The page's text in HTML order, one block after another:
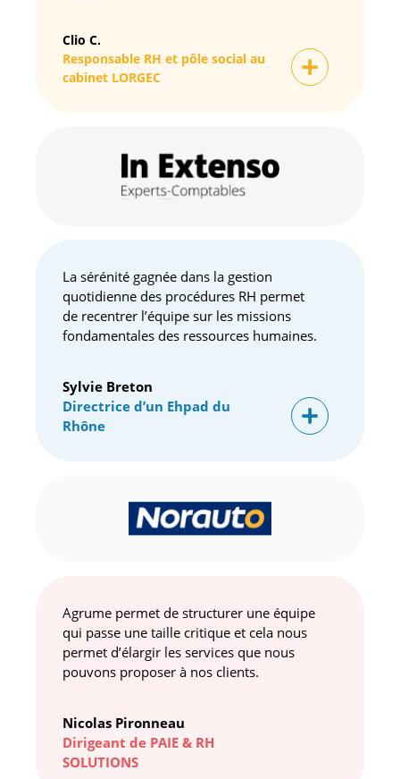
Clio C.
Responsable RH et pôle social au
cabinet LORGEC
La sérénité gagnée dans la gestion
quotidienne des procédures RH permet
de recentrer l’équipe sur les missions
fondamentales des ressources humaines.
Sylvie Breton
Directrice d’un Ehpad du
Rhône
Agrume permet de structurer une équipe
qui passe une taille critique et cela nous
permet d’élargir les services que nous
pouvons proposer à nos clients.
Nicolas Pironneau
Dirigeant de PAIE & RH
SOLUTIONS